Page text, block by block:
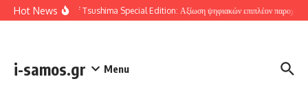
Skip to content
Hot NewsGhost Of Tsushima Special Edition: Αξίωση ψηφιακών επιπλέον παροχών,
i-samos.gr Menu